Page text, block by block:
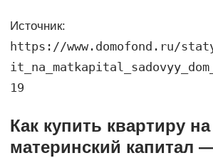
Источник:
https://www.domofond.ru/
19
Как купить квартиру на
материнский капитал